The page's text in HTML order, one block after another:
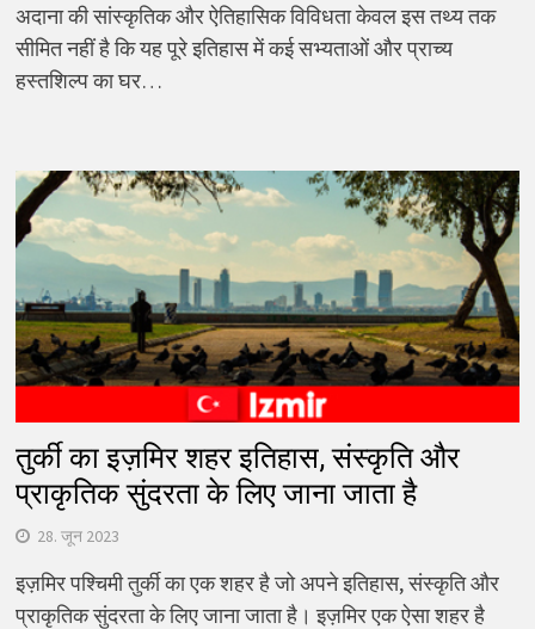
अदाना की सांस्कृतिक और ऐतिहासिक विविधता केवल इस तथ्य तक
सीमित नहीं है कि यह पूरे इतिहास में कई सभ्यताओं और प्राच्य
हस्तशिल्प का घर…
तुर्की का इज़मिर शहर इतिहास, संस्कृति और
प्राकृतिक सुंदरता के लिए जाना जाता है
28. जून 2023
इज़मिर पश्चिमी तुर्की का एक शहर है जो अपने इतिहास, संस्कृति और
प्राकृतिक सुंदरता के लिए जाना जाता है। इज़मिर एक ऐसा शहर है